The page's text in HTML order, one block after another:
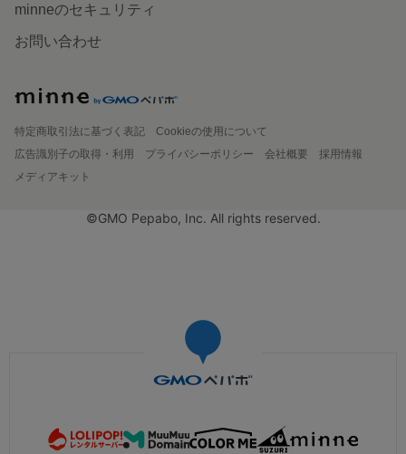
minneのセキュリティ
お問い合わせ
特定商取引法に基づく表記
Cookieの使用について
広告識別子の取得・利用
プライバシーポリシー 会社概要
採用情報
メディアキット
©GMO Pepabo, Inc. All rights reserved.